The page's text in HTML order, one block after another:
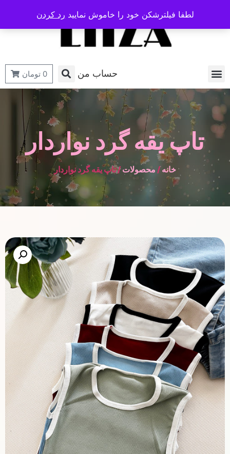
حساب من 0 تومان
تاپ یقه گرد نواردار
خانه/ محصولات/ تاپ یقه گرد نواردار
لطفا فیلترشکن خود را خاموش نمایید رد کردن